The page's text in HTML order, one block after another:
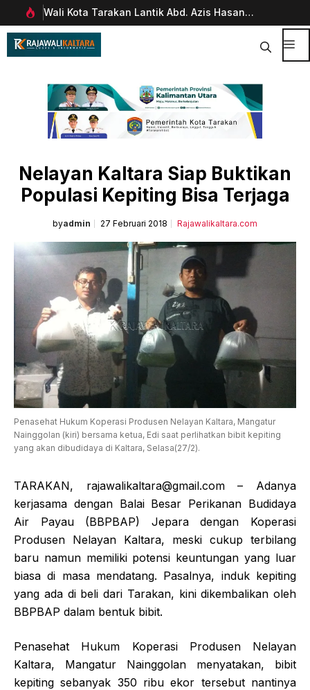
Langsung
ke
Wali Kota Tarakan Lantik Abd. Azis Hasan
sebagai Sekda
Nelayan Kaltara Siap Buktikan
Populasi Kepiting Bisa Terjaga
byadmin 27 Februari 2018 Rajawalikaltara.com
Penasehat Hukum Koperasi Produsen Nelayan Kaltara, Mangatur
Nainggolan (kiri) bersama ketua, Edi saat perlihatkan bibit kepiting
yang akan dibudidaya di Kaltara, Selasa(27/2).
TARAKAN, rajawalikaltara@gmail.com– Adanya
kerjasama dengan Balai Besar Perikanan Budidaya
Air Payau (BBPBAP) Jepara dengan Koperasi
Produsen Nelayan Kaltara, meski cukup terbilang
baru namun memiliki potensi keuntungan yang luar
biasa di masa mendatang. Pasalnya, induk kepiting
yang ada di beli dari Tarakan, kini dikembalikan oleh
BBPBAP dalam bentuk bibit.
Penasehat Hukum Koperasi Produsen Nelayan
Kaltara, Mangatur Nainggolan menyatakan, bibit
kepiting sebanyak 350 ribu ekor tersebut nantinya